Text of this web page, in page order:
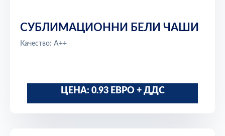
СУБЛИМАЦИОННИ БЕЛИ ЧАШИ
Качество: A++
ЦЕНА: 0.93 ЕВРО + ДДС